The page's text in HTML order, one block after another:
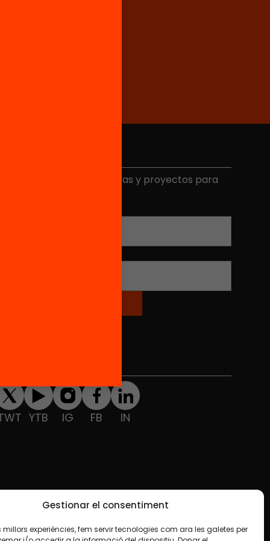
Gestionar el consentiment
millors experiències, fem servir tecnologies com ara les galetes per
Recibe contenidos, iniciativas y proyectos para
YTB IG FB IN